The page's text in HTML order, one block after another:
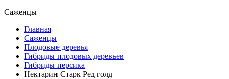
Саженцы
Главная
Саженцы
Плодовые деревья
Гибриды плодовых деревьев
Гибриды персика
Нектарин Старк Ред голд